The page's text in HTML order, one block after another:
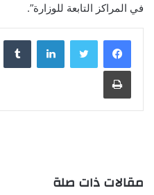
في المراكز التابعة للوزارة”.
لينكدإن
مقالات ذات صلة